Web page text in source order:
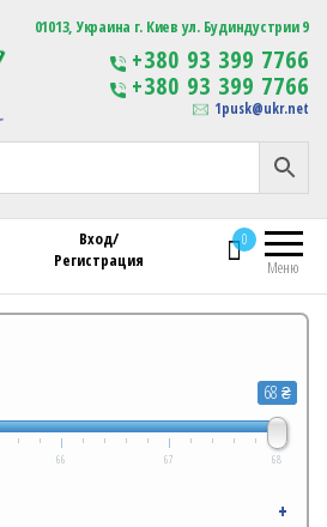
Компания Изготовление
сувенирной продукции
с логотипом
01013, Украина г. Киев ул. Будиндустрии 9
+380 93 399 7766
+380 93 399 7766
1pusk@ukr.net
Меню
0
Вход/
Регистрация
68 ₴
66 67 68
+